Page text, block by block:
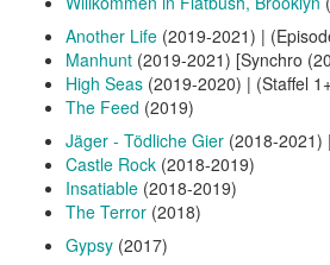
Another Life (2019-2021) |
Manhunt (2019-2021) [Synchro
High Seas (2019-2020) | (Staffel
The Feed (2019)
Jäger - Tödliche Gier (2018-2021)
Castle Rock (2018-2019)
Insatiable (2018-2019)
The Terror (2018)
Gypsy (2017)